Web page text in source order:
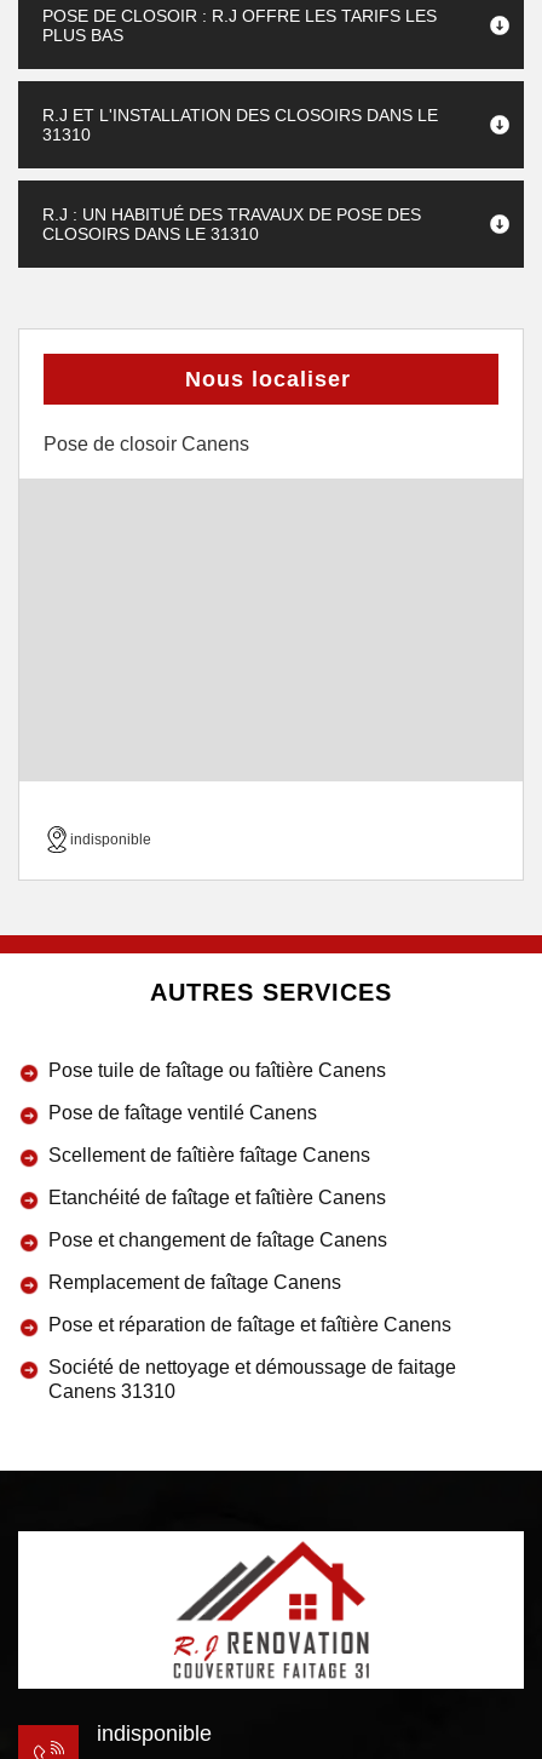
POSE DE CLOSOIR : R.J OFFRE LES TARIFS LES
PLUS BAS
R.J ET L'INSTALLATION DES CLOSOIRS DANS LE
31310
R.J : UN HABITUÉ DES TRAVAUX DE POSE DES
CLOSOIRS DANS LE 31310
Nous localiser
Pose de closoir Canens
indisponible
AUTRES SERVICES
Pose tuile de faîtage ou faîtière Canens
Pose de faîtage ventilé Canens
Scellement de faîtière faîtage Canens
Etanchéité de faîtage et faîtière Canens
Pose et changement de faîtage Canens
Remplacement de faîtage Canens
Pose et réparation de faîtage et faîtière Canens
Société de nettoyage et démoussage de faitage
Canens 31310
indisponible